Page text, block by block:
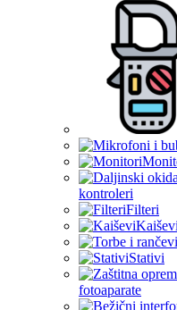
kontroleri
Filteri
Kaiševi
Stativi
fotoaparate